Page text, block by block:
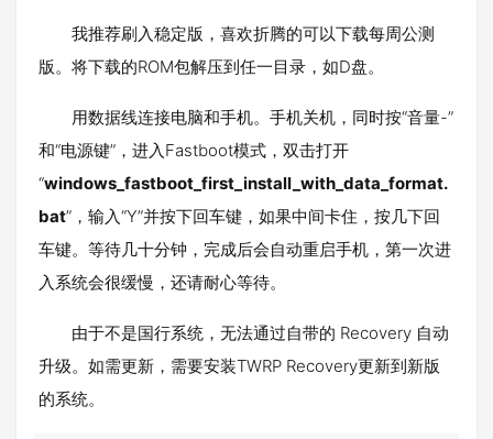
我推荐刷入稳定版，喜欢折腾的可以下载每周公测
版。将下载的ROM包解压到任一目录，如D盘。
用数据线连接电脑和手机。手机关机，同时按“音量-”
和“电源键”，进入Fastboot模式，双击打开
“windows_fastboot_first_install_with_data_format.
bat”，输入“Y”并按下回车键，如果中间卡住，按几下回
车键。等待几十分钟，完成后会自动重启手机，第一次进
入系统会很缓慢，还请耐心等待。
由于不是国行系统，无法通过自带的 Recovery 自动
升级。如需更新，需要安装TWRP Recovery更新到新版
的系统。